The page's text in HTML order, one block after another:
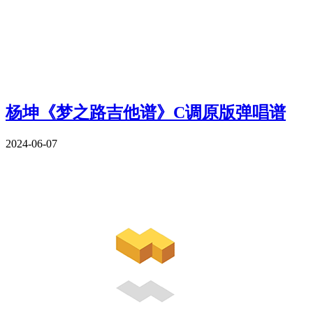
杨坤《梦之路吉他谱》C调原版弹唱谱
2024-06-07